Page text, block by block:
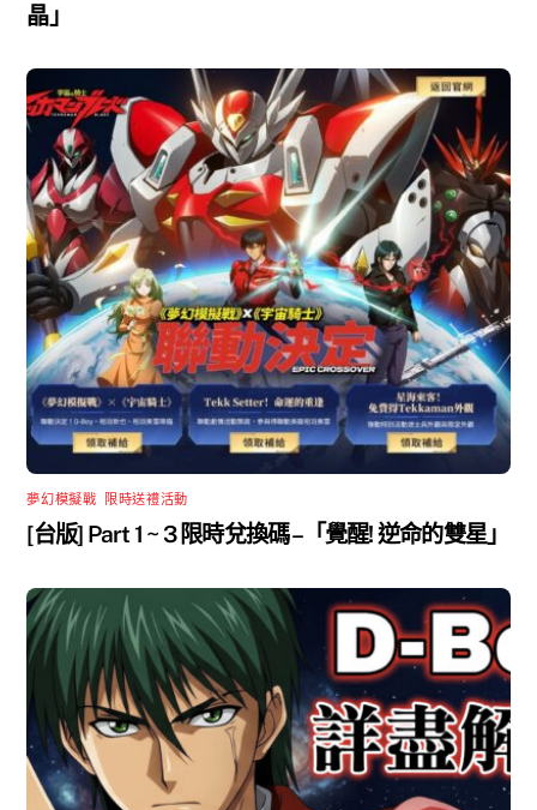
晶」
夢幻模擬戰 限時送禮活動
[台版] Part 1 ~ 3 限時兌換碼 –「覺醒! 逆命的雙星」